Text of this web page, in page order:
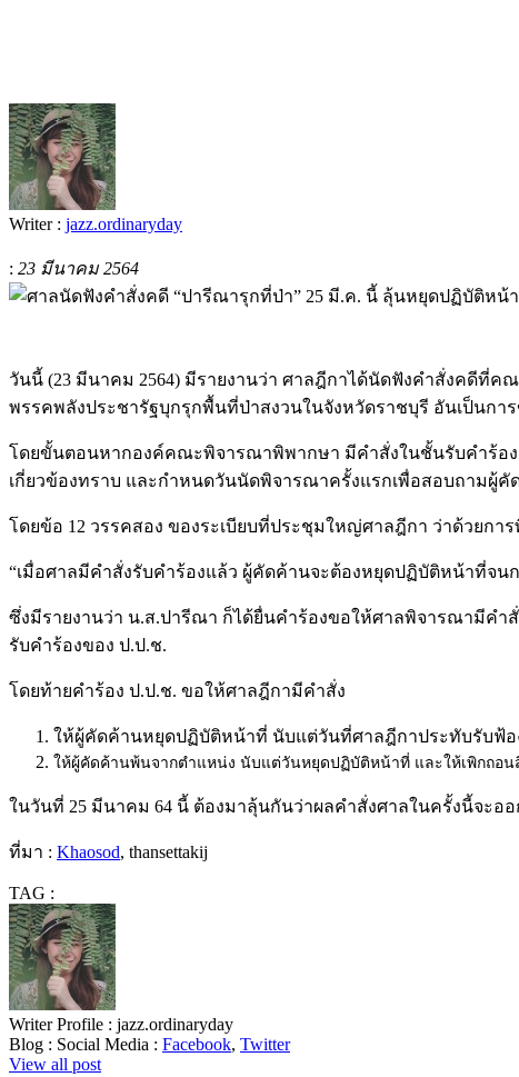
Writer : jazz.ordinaryday
: 23 มีนาคม 2564
วันนี้ (23 มีนาคม 2564) มีรายงานว่า ศาลฎีกาได้นัดฟังคำสั่งคดีที่
พรรคพลังประชารัฐบุกรุกพื้นที่ป่าสงวนในจังหวัดราชบุรี อันเป็นก
โดยขั้นตอนหากองค์คณะพิจารณาพิพากษา มีคำสั่งในชั้นรับคำร้อง
เกี่ยวข้องทราบ และกำหนดวันนัดพิจารณาครั้งแรกเพื่อสอบถามผู้คั
โดยข้อ 12 วรรคสอง ของระเบียบที่ประชุมใหญ่ศาลฎีกา ว่าด้วยก
“เมื่อศาลมีคำสั่งรับคำร้องแล้ว ผู้คัดค้านจะต้องหยุดปฏิบัติหน้าที่จน
ซึ่งมีรายงานว่า น.ส.ปารีณา ก็ได้ยื่นคำร้องขอให้ศาลพิจารณามีค
รับคำร้องของ ป.ป.ช.
โดยท้ายคำร้อง ป.ป.ช. ขอให้ศาลฎีกามีคำสั่ง
ให้ผู้คัดค้านหยุดปฏิบัติหน้าที่ นับแต่วันที่ศาลฎีกาประทับรับฟ้
ให้ผู้คัดค้านพ้นจากตำแหน่ง นับแต่วันหยุดปฏิบัติหน้าที่ และให้เพิกถอน
ในวันที่ 25 มีนาคม 64 นี้ ต้องมาลุ้นกันว่าผลคำสั่งศาลในครั้งนี้จะออ
ที่มา : Khaosod, thansettakij
TAG :
Writer Profile : jazz.ordinaryday
Blog : Social Media : Facebook, Twitter
View all post